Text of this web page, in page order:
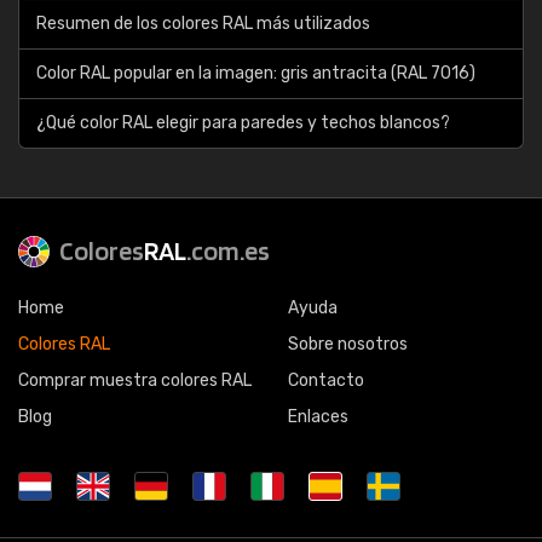
Resumen de los colores RAL más utilizados
Color RAL popular en la imagen: gris antracita (RAL 7016)
¿Qué color RAL elegir para paredes y techos blancos?
ColoresRAL.com.es
Home
Colores RAL
Comprar muestra colores RAL
Blog
Ayuda
Sobre nosotros
Contacto
Enlaces